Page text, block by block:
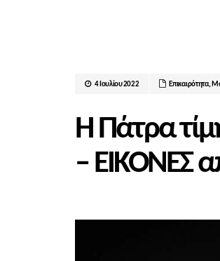
4 Ιουλίου 2022 Επικαιρότητα,
Η Πάτρα
– ΕΙΚΟΝΕΣ